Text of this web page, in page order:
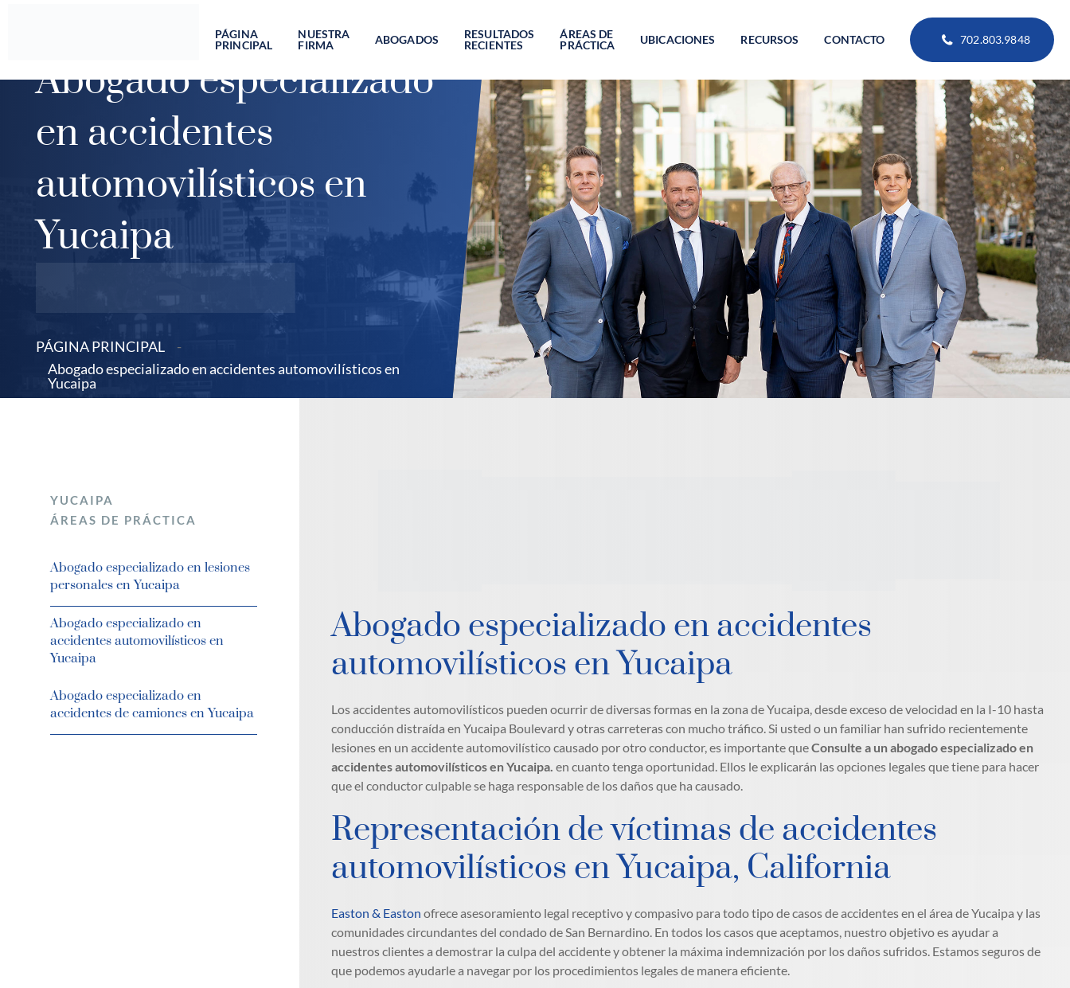
PÁGINA
PRINCIPAL
NUESTRA
FIRMA
ABOGADOS
RESULTADOS
RECIENTES
ÁREAS DE
PRÁCTICA
UBICACIONES RECURSOS CONTACTO 702.803.9848
Abogado especializado
en accidentes
automovilísticos en
Yucaipa
PÁGINA PRINCIPAL
-
Abogado especializado en accidentes automovilísticos en
Yucaipa
YUCAIPA
ÁREAS DE PRÁCTICA
Abogado especializado en lesiones
personales en Yucaipa
Abogado especializado en
accidentes automovilísticos en
Yucaipa
Abogado especializado en
accidentes de camiones en Yucaipa
Abogado especializado en accidentes
automovilísticos en Yucaipa
Los accidentes automovilísticos pueden ocurrir de diversas formas en la zona de Yucaipa, desde exceso de velocidad en la I-10 hasta
conducción distraída en Yucaipa Boulevard y otras carreteras con mucho tráfico. Si usted o un familiar han sufrido recientemente
lesiones en un accidente automovilístico causado por otro conductor, es importante queConsulte a un abogado especializado en
accidentes automovilísticos en Yucaipa. en cuanto tenga oportunidad. Ellos le explicarán las opciones legales que tiene para hacer
que el conductor culpable se haga responsable de los daños que ha causado.
Representación de víctimas de accidentes
automovilísticos en Yucaipa, California
Easton & Easton ofrece asesoramiento legal receptivo y compasivo para todo tipo de casos de accidentes en el área de Yucaipa y las
comunidades circundantes del condado de San Bernardino. En todos los casos que aceptamos, nuestro objetivo es ayudar a
nuestros clientes a demostrar la culpa del accidente y obtener la máxima indemnización por los daños sufridos. Estamos seguros de
que podemos ayudarle a navegar por los procedimientos legales de manera eficiente.